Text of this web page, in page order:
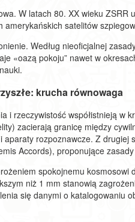
W latach 80. XX wieku ZSRR
amerykańskich satelitów
Według nieoficjalnej
«oazą pokoju” nawet w
krucha równowaga
i rzeczywistość współistnieją w
zacierają granicę między
aparaty rozpoznawcze. Z drugiej
Accords), proponujące
spokojnemu kosmosowi
niż 1 mm stanowią
się danymi o katalogowaniu